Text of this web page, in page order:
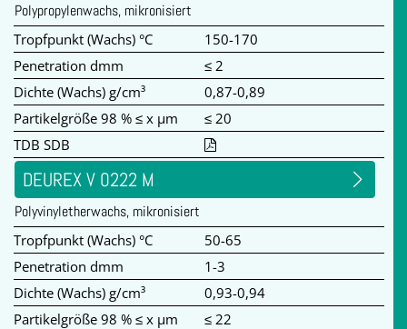
Polypropylenwachs, mikronisiert
Tropfpunkt (Wachs) °C
150-170
Penetration dmm
≤ 2
Dichte (Wachs) g/cm³
0,87-0,89
Partikelgröße 98 % ≤ x µm
≤ 20
TDB SDB
DEUREX V 0222 M
Polyvinyletherwachs, mikronisiert
Tropfpunkt (Wachs) °C
50-65
Penetration dmm
1-3
Dichte (Wachs) g/cm³
0,93-0,94
Partikelgröße 98 % ≤ x µm
≤ 22